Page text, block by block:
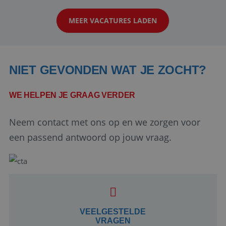
op zoek naar een enthousiaste, leergie...
MEER VACATURES LADEN
NIET GEVONDEN WAT JE ZOCHT?
WE HELPEN JE GRAAG VERDER
Neem contact met ons op en we zorgen voor
een passend antwoord op jouw vraag.
VEELGESTELDE
VRAGEN
Google Privacy Policy